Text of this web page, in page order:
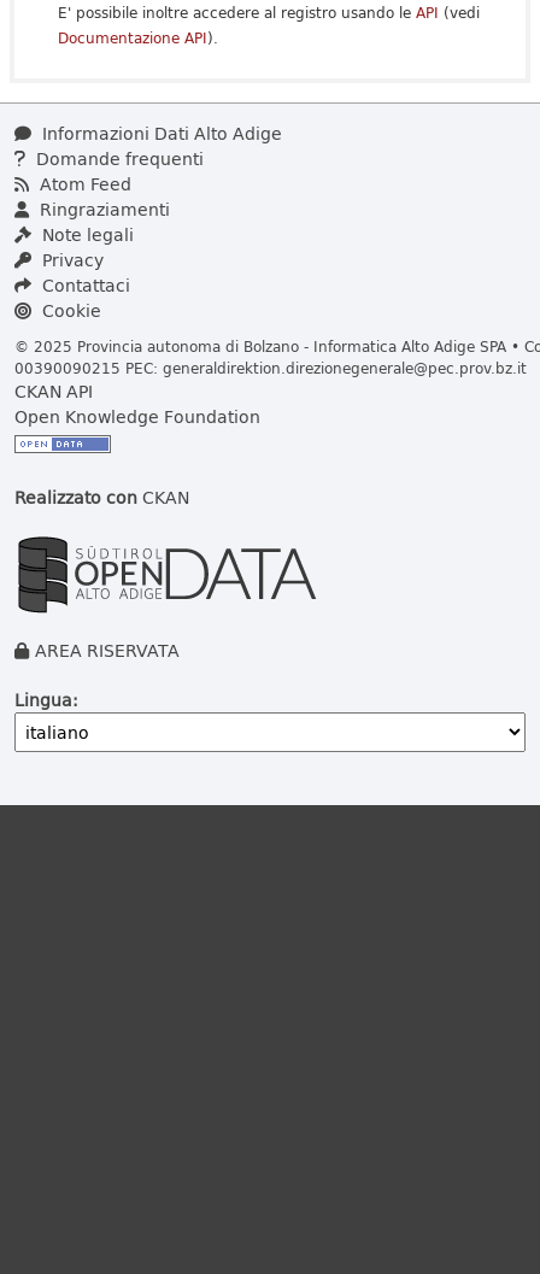
E' possibile inoltre accedere al registro usando le API (vedi
Documentazione API).
Informazioni Dati Alto Adige
Domande frequenti
Atom Feed
Ringraziamenti
Note legali
Privacy
Contattaci
Cookie
© 2025 Provincia autonoma di Bolzano - Informatica Alto Adige SPA •
00390090215 PEC: generaldirektion.direzionegenerale@pec.prov.bz.it
CKAN API
Open Knowledge Foundation
Realizzato conCKAN
AREA RISERVATA
Lingua